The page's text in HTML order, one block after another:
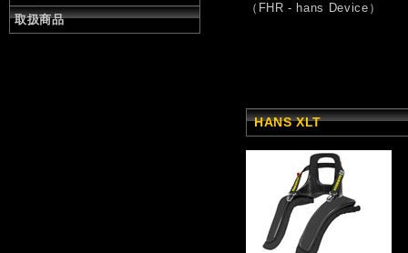
取扱商品
（FHR - hans Device）
HANS XLT